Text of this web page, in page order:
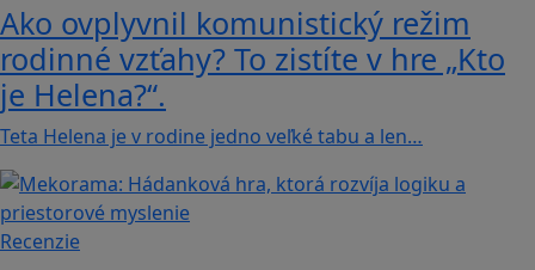
Ako ovplyvnil komunistický režim
rodinné vzťahy? To zistíte v hre „Kto
je Helena?“.
Teta Helena je v rodine jedno veľké tabu a len…
Recenzie